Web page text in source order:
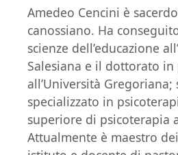
Amedeo Cencini è
canossiano. Ha
scienze dell’educazione
Salesiana e il dottorato in
all’Università Gregoriana;
specializzato in
superiore di psicoterapia
Attualmente è maestro